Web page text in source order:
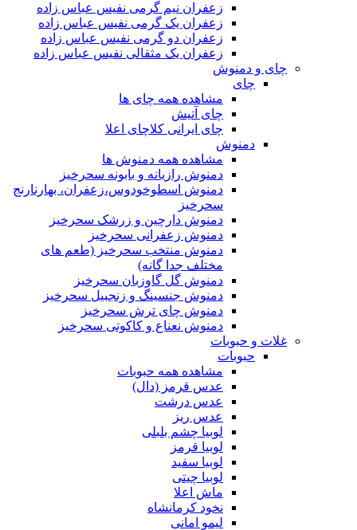
زعفران نیم گرمی نفیس عباس زاده
زعفران یک گرمی نفیس عباس زاده
زعفران دو گرمی نفیس عباس زاده
زعفران یک مثقالی نفیس عباس زاده
چای و دمنوش
چای
مشاهده همه چای ها
چای آتیش
چای ایرانی کلاچای اعلا
دمنوش
مشاهده همه دمنوش ها
دمنوش رازیانه و بابونه سحرخیز
دمنوش اسطوخودوس،زعفران، بهارنارنج
سحرخیز
دمنوش دارچین و زرشک سحرخیز
دمنوش زعفرانی سحرخیز
دمنوش منتخب سحرخیز (طعم های
مختلف جدا گانه)
دمنوش گل گاوزبان سحرخیز
دمنوش جنسینگ و زنجبیل سحرخیز
دمنوش چای ترش سحرخیز
دمنوش نعناع و کاکوتی سحرخیز
غلات و حبوبات
حبوبات
مشاهده همه حبوبات
عدس قرمز (دال)
عدس درشت
عدس ریز
لوبیا چشم بلبلی
لوبیا قرمز
لوبیا سفید
لوبیا چیتی
ماش اعلا
نخود کرمانشاه
لیمو امانی